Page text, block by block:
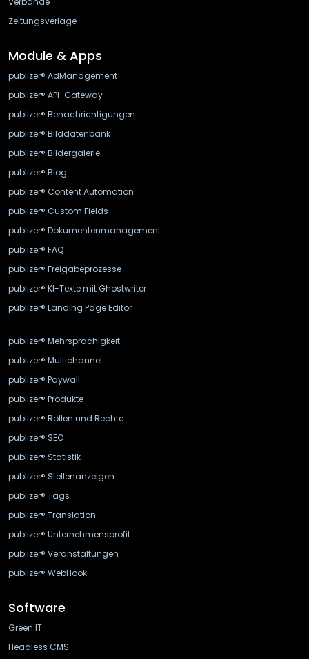
Zeitungsverlage
Module & Apps
publizer® AdManagement
publizer® API-Gateway
publizer® Benachrichtigungen
publizer® Bilddatenbank
publizer® Bildergalerie
publizer® Blog
publizer® Content Automation
publizer® Custom Fields
publizer® Dokumentenmanagement
publizer® FAQ
publizer® Freigabeprozesse
publizer® KI-Texte mit Ghostwriter
publizer® Landing Page Editor
publizer® Mehrsprachigkeit
publizer® Multichannel
publizer® Paywall
publizer® Produkte
publizer® Rollen und Rechte
publizer® SEO
publizer® Statistik
publizer® Stellenanzeigen
publizer® Tags
publizer® Translation
publizer® Unternehmensprofil
publizer® Veranstaltungen
publizer® WebHook
Software
Green IT
Headless CMS